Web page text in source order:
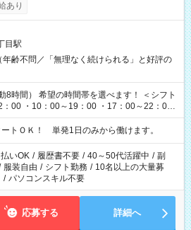
あり
目駅
年齢不問／「無理なく続けられる」と好評の
べます！ ＜シフト
：00 ・10：00～19：00 ・17：00～22：00
・22：00～翌6：00 など
ートＯＫ！ 単発1日のみから働けます。
払いOK / 履歴書不要 / 40～50代活躍中 / 副
服装自由 / シフト勤務 / 10名以上の大量募
/ パソコンスキル不要
応募する 詳細へ